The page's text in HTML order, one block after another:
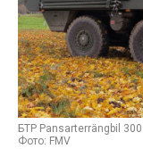
БТР Pansarterrängbil
Фото: FMV